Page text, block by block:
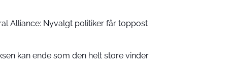
Alliance: Nyvalgt politiker får toppost
kan ende som den helt store vinder